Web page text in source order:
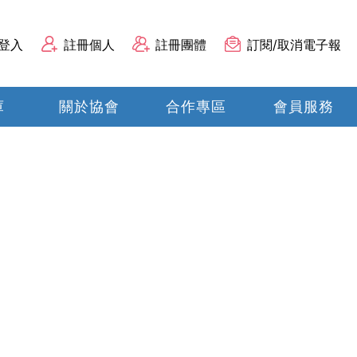
入 註冊個人 註冊團體 訂閱/取消電子報
關於協會 合作專區 會員服務